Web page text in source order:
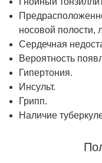
носовой полости,
Сердечная
Вероятность
Гипертония.
Инсульт.
Грипп.
Наличие